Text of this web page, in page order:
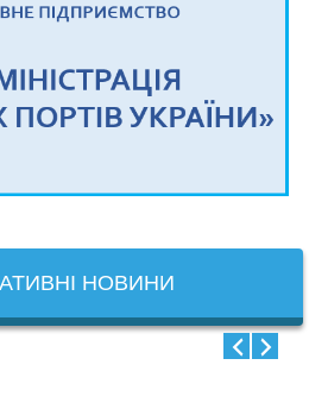
НОВИНИ